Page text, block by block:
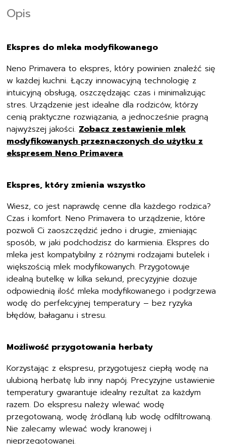
Opis
Ekspres do mleka modyfikowanego
Neno Primavera to ekspres, który powinien znaleźć się
w każdej kuchni. Łączy innowacyjną technologię z
intuicyjną obsługą, oszczędzając czas i minimalizując
stres. Urządzenie jest idealne dla rodziców, którzy
cenią praktyczne rozwiązania, a jednocześnie pragną
najwyższej jakości. Zobacz zestawienie mlek
modyfikowanych przeznaczonych do użytku z
ekspresem Neno Primavera
Ekspres, który zmienia wszystko
Wiesz, co jest naprawdę cenne dla każdego rodzica?
Czas i komfort. Neno Primavera to urządzenie, które
pozwoli Ci zaoszczędzić jedno i drugie, zmieniając
sposób, w jaki podchodzisz do karmienia. Ekspres do
mleka jest kompatybilny z różnymi rodzajami butelek i
większością mlek modyfikowanych. Przygotowuje
idealną butelkę w kilka sekund, precyzyjnie dozuje
odpowiednią ilość mleka modyfikowanego i podgrzewa
wodę do perfekcyjnej temperatury – bez ryzyka
błędów, bałaganu i stresu.
Możliwość przygotowania herbaty
Korzystając z ekspresu, przygotujesz ciepłą wodę na
ulubioną herbatę lub inny napój. Precyzyjne ustawienie
temperatury gwarantuje idealny rezultat za każdym
razem. Do ekspresu należy wlewać wodę
przegotowaną, wodę źródlaną lub wodę odfiltrowaną.
Nie zalecamy wlewać wody kranowej i
nieprzegotowanej.